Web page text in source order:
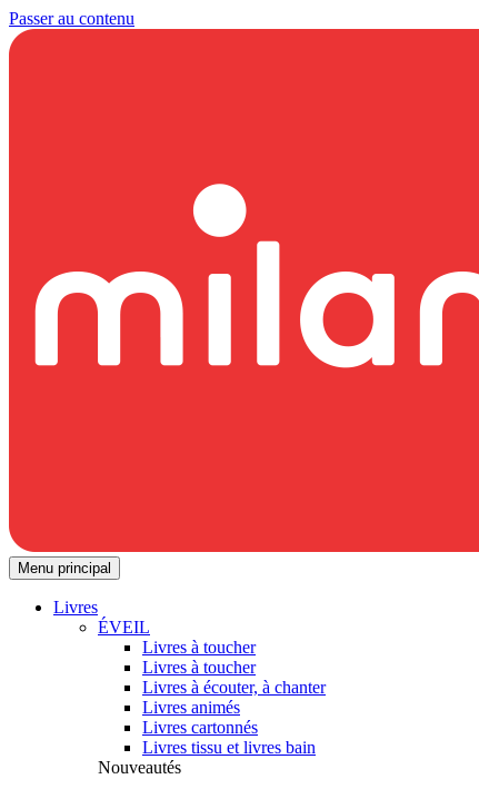
Passer au contenu
Menu principal
Livres
ÉVEIL
Livres à toucher
Livres à toucher
Livres à écouter, à chanter
Livres animés
Livres cartonnés
Livres tissu et livres bain
Nouveautés